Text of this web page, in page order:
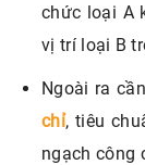
chức loại A
vị trí loại B
Ngoài ra
chỉ, tiêu
ngạch công